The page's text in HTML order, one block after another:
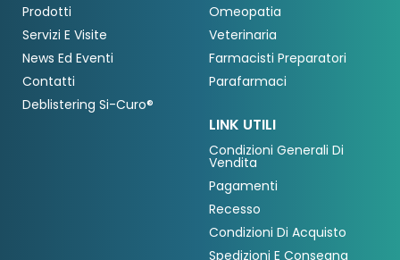
Prodotti
Servizi E Visite
News Ed Eventi
Contatti
Deblistering Si-Curo®
Omeopatia
Veterinaria
Farmacisti Preparatori
Parafarmaci
LINK UTILI
Condizioni Generali Di
Vendita
Pagamenti
Recesso
Condizioni Di Acquisto
Spedizioni E Consegna